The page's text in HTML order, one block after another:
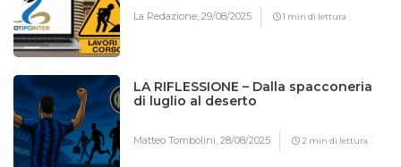
La Redazione,29/08/2025 1 min di lettura
LA RIFLESSIONE – Dalla spacconeria
di luglio al deserto
Matteo Tombolini,28/08/2025 2 min di lettura